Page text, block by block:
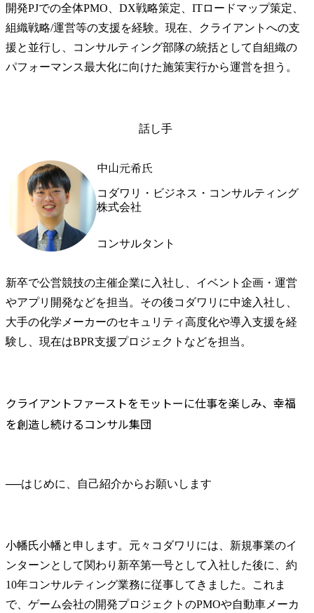
開発PJでの全体PMO、DX戦略策定、ITロードマップ策定、
組織戦略/運営等の支援を経験。現在、クライアントへの支
援と並行し、コンサルティング部隊の統括として自組織の
パフォーマンス最大化に向けた施策実行から運営を担う。
話し手
中山元希氏
コダワリ・ビジネス・コンサルティング
株式会社
コンサルタント
新卒で公営競技の主催企業に入社し、イベント企画・運営
やアプリ開発などを担当。その後コダワリに中途入社し、
大手の化学メーカーのセキュリティ高度化や導入支援を経
験し、現在はBPR支援プロジェクトなどを担当。
クライアントファーストをモットーに仕事を楽しみ、幸福
を創造し続けるコンサル集団
──
小幡氏小幡と申します。元々コダワリには、新規事業のイ
ンターンとして関わり新卒第一号として入社した後に、約
10年コンサルティング業務に従事してきました。これま
で、ゲーム会社の開発プロジェクトのPMOや自動車メーカ